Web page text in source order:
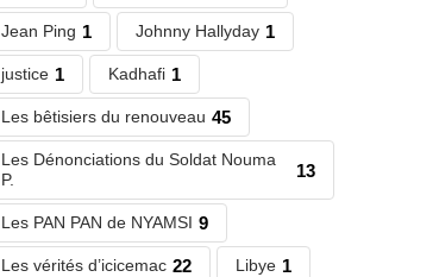
Jean Ping 1 Johnny Hallyday 1
justice 1 Kadhafi 1
Les bêtisiers du renouveau 45
Les Dénonciations du Soldat Nouma
P.
13
Les PAN PAN de NYAMSI 9
Les vérités d’icicemac 22 Libye 1